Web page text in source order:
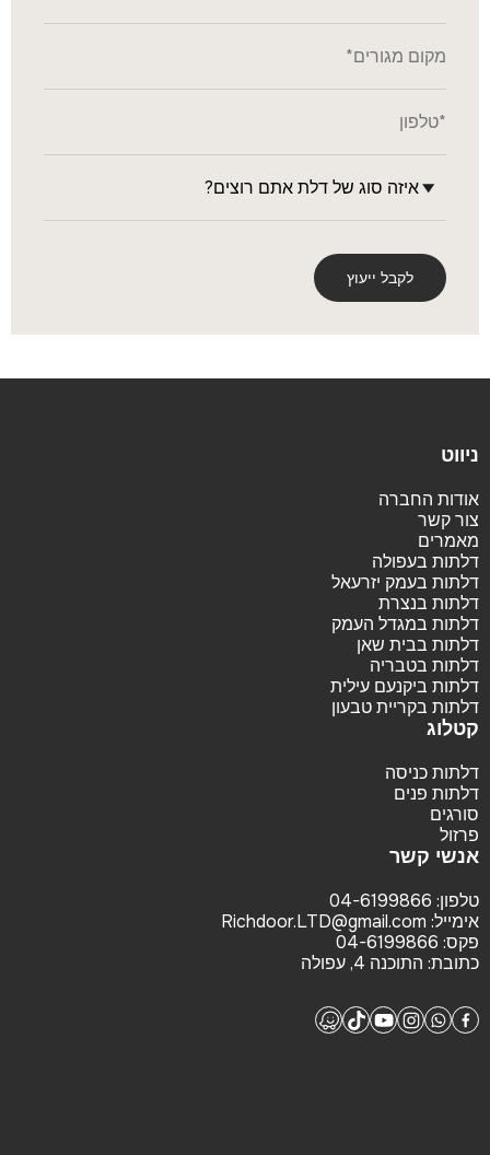
ניווט
אודות החברה
צור קשר
מאמרים
דלתות בעפולה
דלתות בעמק יזרעאל
דלתות בנצרת
דלתות במגדל העמק
דלתות בבית שאן
דלתות בטבריה
דלתות ביקנעם עילית
דלתות בקריית טבעון
קטלוג
דלתות כניסה
דלתות פנים
סורגים
פרזול
אנשי קשר
טלפון: 04-6199866
אימייל: Richdoor.LTD@gmail.com
פקס: 04-6199866
כתובת: התוכנה 4, עפולה